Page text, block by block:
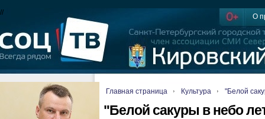
О
//
Главная страница Культура "Белой
"Белой сакуры в небо